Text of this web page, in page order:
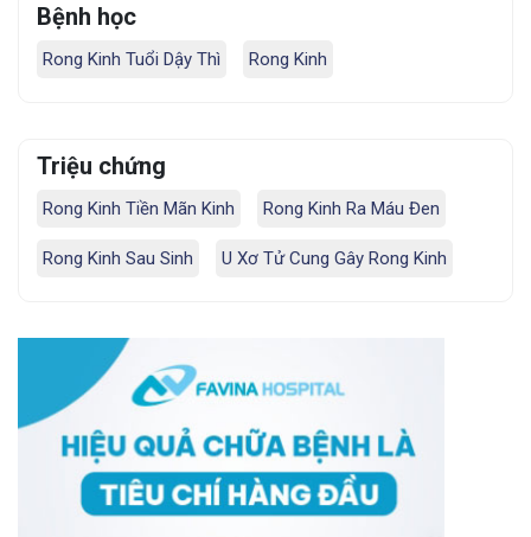
Bệnh học
Rong Kinh Tuổi Dậy Thì Rong Kinh
Triệu chứng
Rong Kinh Tiền Mãn Kinh Rong Kinh Ra Máu Đen
Rong Kinh Sau Sinh U Xơ Tử Cung Gây Rong Kinh